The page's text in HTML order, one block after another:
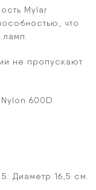
Mylar
что
ламп.
не пропускают
600D.
Диаметр 16,5 см.